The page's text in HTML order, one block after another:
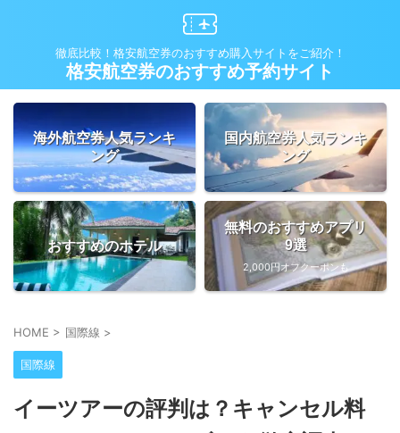
徹底比較！格安航空券のおすすめ購入サイトをご紹介！
格安航空券のおすすめ予約サイト
海外航空券人気ランキ
ング
国内航空券人気ランキ
ング
おすすめのホテル
無料のおすすめアプリ
9選
2,000円オフクーポンも
HOME > 国際線 >
国際線
イーツアーの評判は？キャンセル料